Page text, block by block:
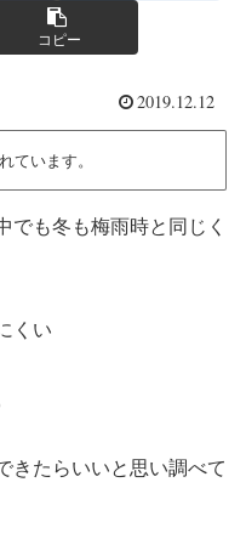
コピー
2019.12.12
ています。
でも冬も梅雨時と同じく
くい
きたらいいと思い調べて